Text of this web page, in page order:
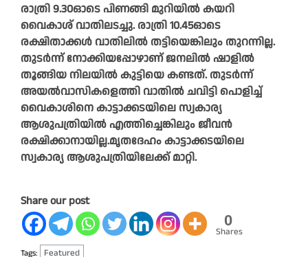
രാത്രി 9.30ഓടെ പിണങ്ങി മുറിയിൽ കയറി
വൈകാശ് വാതിലടച്ചു. രാത്രി 10.45ഓടെ
രക്ഷിതാക്കൾ വാതിലിൽ തട്ടിയെങ്കിലും തുറന്നില്ല.
തുടർന്ന് നോക്കിയപ്പോഴാണ് ജനലിൽ ഷാളിൽ
തൂങ്ങിയ നിലയിൽ കുട്ടിയെ കണ്ടത്. തുടർന്ന്
അയൽവാസികളെത്തി വാതിൽ ചവിട്ടി പൊളിച്ച്
വൈകാശിനെ കാട്ടാക്കടയിലെ സ്വകാര്യ
ആശുപത്രിയിൽ എത്തിച്ചെങ്കിലും ജീവൻ
രക്ഷിക്കാനായില്ല.മൃതദേഹം കാട്ടാക്കടയിലെ
സ്വകാര്യ ആശുപത്രിയിലേക്ക് മാറ്റി.
Share our post
0
Shares
Tags: Featured